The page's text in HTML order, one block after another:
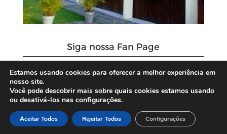
Siga nossa Fan Page
Estamos usando cookies para oferecer a melhor experiência em
nosso site.
Você pode descobrir mais sobre quais cookies estamos usando
ou desativá-los nas configurações.
Aceitar Todos Rejeitar Todos Configurações